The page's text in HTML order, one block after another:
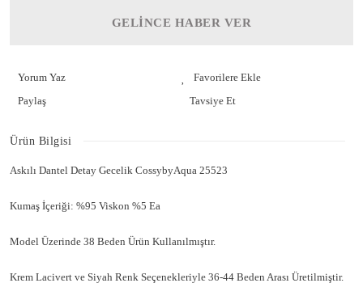
GELİNCE HABER VER
Yorum Yaz
Paylaş
Tavsiye Et
Ürün Bilgisi
Askılı Dantel Detay Gecelik CossybyAqua 25523
Kumaş İçeriği: %95 Viskon %5 Ea
Model Üzerinde 38 Beden Ürün Kullanılmıştır.
Krem Lacivert ve Siyah Renk Seçenekleriyle 36-44 Beden Arası Üretilmiştir.